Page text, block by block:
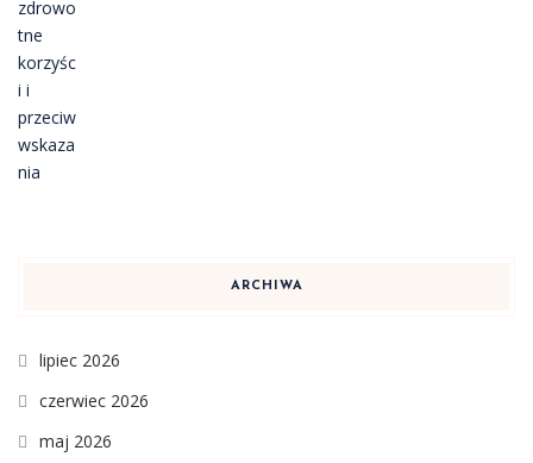
ARCHIWA
lipiec 2026
czerwiec 2026
maj 2026